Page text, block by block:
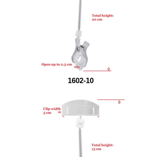
1602-10